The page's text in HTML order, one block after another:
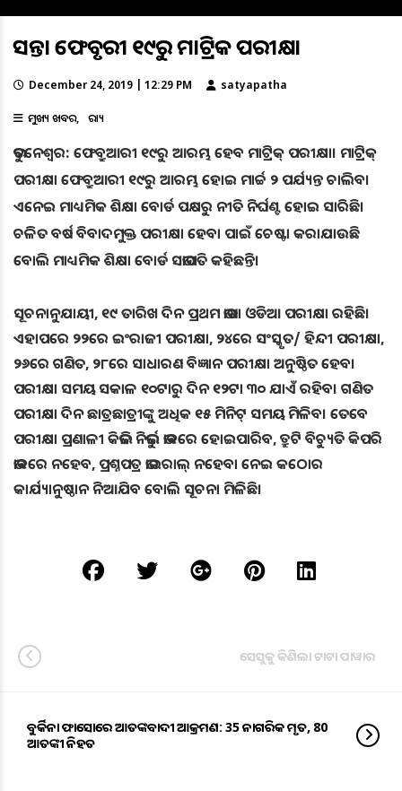
ଆସନ୍ତା ଫେବୃଆରୀ ୧୯ରୁ ମାଟ୍ରିକ ପରୀକ୍ଷା
December 24, 2019 | 12:29 PM satyapatha
ମୁଖ୍ୟ ଖବର ରାଜ୍ୟ
ଭୁବନେଶ୍ଵର: ଫେବ୍ରୁଆରୀ ୧୯ରୁ ଆରମ୍ଭ ହେବ ମାଟ୍ରିକ୍ ପରୀକ୍ଷା। ମାଟ୍ରିକ୍
ପରୀକ୍ଷା ଫେବ୍ରୁଆରୀ ୧୯ରୁ ଆରମ୍ଭ ହୋଇ ମାର୍ଚ୍ଚ ୨ ପର୍ଯ୍ୟନ୍ତ ଚାଲିବ।
ଏନେଇ ମାଧ୍ୟମିକ ଶିକ୍ଷା ବୋର୍ଡ ପକ୍ଷରୁ ନୀତି ନିର୍ଘଣ୍ଟ ହୋଇ ସାରିଛି।
ଚଳିତ ବର୍ଷ ବିବାଦମୁକ୍ତ ପରୀକ୍ଷା ହେବା ପାଇଁ ଚେଷ୍ଟା କରାଯାଉଛି
ବୋଲି ମାଧ୍ୟମିକ ଶିକ୍ଷା ବୋର୍ଡ ସଭାପତି କହିଛନ୍ତି।
ସୂଚନାନୁଯାୟୀ, ୧୯ ତାରିଖ ଦିନ ପ୍ରଥମ ଭାଷା ଓଡିଆ ପରୀକ୍ଷା ରହିଛି।
ଏହାପରେ ୨୨ରେ ଇଂରାଜୀ ପରୀକ୍ଷା, ୨୪ରେ ସଂସ୍କୃତ/ ହିନ୍ଦୀ ପରୀକ୍ଷା,
୨୬ରେ ଗଣିତ, ୨୮ରେ ସାଧାରଣ ବିଜ୍ଞାନ ପରୀକ୍ଷା ଅନୁଷ୍ଠିତ ହେବ।
ପରୀକ୍ଷା ସମୟ ସକାଳ ୧୦ଟାରୁ ଦିନ ୧୨ଟା ୩୦ ଯାଏଁ ରହିବ। ଗଣିତ
ପରୀକ୍ଷା ଦିନ ଛାତ୍ରଛାତ୍ରୀଙ୍କୁ ଅଧିକ ୧୫ ମିନିଟ୍ ସମୟ ମିଳିବ। ତେବେ
ପରୀକ୍ଷା ପ୍ରଣାଳୀ କିଭଳି ନିର୍ଭୁଲ ଭାବରେ ହୋଇପାରିବ, ତ୍ରୁଟି ବିଚ୍ୟୁତି କିପରି
ଭାବରେ ନହେବ, ପ୍ରଶ୍ନପତ୍ର ଭାଇରାଲ୍ ନହେବା ନେଇ କଠୋର
କାର୍ଯ୍ୟାନୁଷ୍ଠାନ ନିଆଯିବ ବୋଲି ସୂଚନା ମିଳିଛି।
ସେସୁକୁ କିଣିଲା ଟାଟା ପାୱାର
ବୁର୍କିନା ଫାସୋରେ ଆତଙ୍କବାଦୀ ଆକ୍ରମଣ: 35 ନାଗରିକ ମୃତ, 80
ଆତଙ୍କୀ ନିହତ